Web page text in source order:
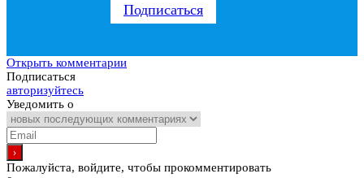
Подписаться
Открыть комментарии
Подписаться
авторизуйтесь
Уведомить о
Пожалуйста, войдите, чтобы прокомментировать